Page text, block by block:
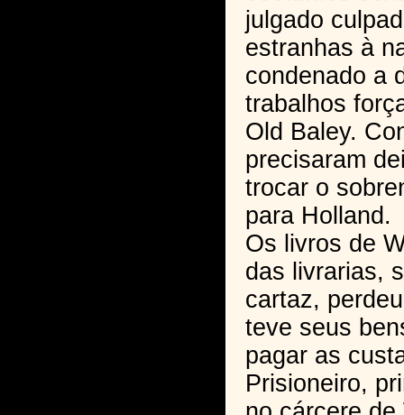
julgado
estranhas à
condenado a
trabalhos
Old Baley.
precisaram
trocar o
para Holland.
Os livros de
das livrarias,
cartaz,
teve seus
pagar as
Prisioneiro,